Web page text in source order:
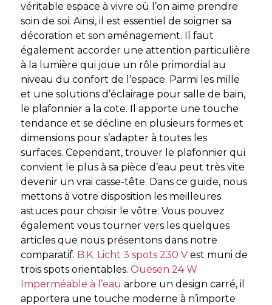
véritable espace à vivre où l’on aime prendre
soin de soi. Ainsi, il est essentiel de soigner sa
décoration et son aménagement. Il faut
également accorder une attention particulière
à la lumière qui joue un rôle primordial au
niveau du confort de l’espace. Parmi les mille
et une solutions d’éclairage pour salle de bain,
le plafonnier a la cote. Il apporte une touche
tendance et se décline en plusieurs formes et
dimensions pour s’adapter à toutes les
surfaces. Cependant, trouver le plafonnier qui
convient le plus à sa pièce d’eau peut très vite
devenir un vrai casse-tête. Dans ce guide, nous
mettons à votre disposition les meilleures
astuces pour choisir le vôtre. Vous pouvez
également vous tourner vers les quelques
articles que nous présentons dans notre
comparatif. B.K. Licht 3 spots 230 Vest muni de
trois spots orientables. Öuesen 24 W
Imperméable à l’eau arbore un design carré, il
apportera une touche moderne à n’importe